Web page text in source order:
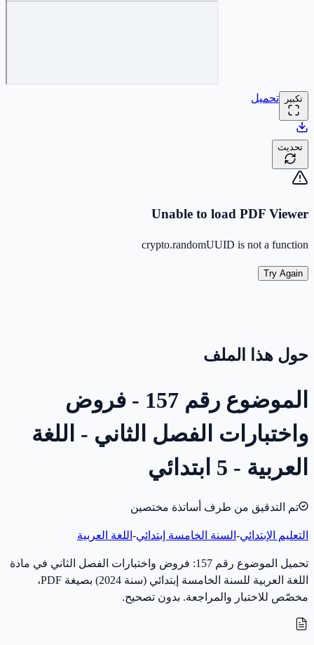
تكبير تحميل
تحديث
Unable to load PDF Viewer
crypto.randomUUID is not a function
Try Again
حول هذا الملف
الموضوع رقم 157 - فروض
واختبارات الفصل الثاني - اللغة
العربية - 5 ابتدائي
تم التدقيق من طرف أساتذة مختصين
التعليم الإبتدائي- السنة الخامسة إبتدائي- اللغة العربية
تحميل الموضوع رقم 157: فروض واختبارات الفصل الثاني في مادة
اللغة العربية للسنة الخامسة إبتدائي (سنة 2024) بصيغة PDF،
مخصّص للاختبار والمراجعة. بدون تصحيح.